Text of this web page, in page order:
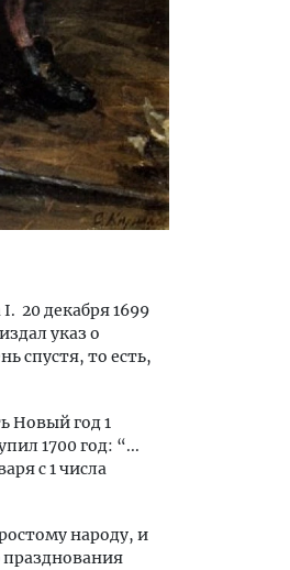
20 декабря 1699
указ о
спустя, то есть,
Новый год 1
1700 год: “...
с 1 числа
народу, и